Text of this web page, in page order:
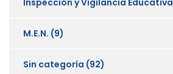
M.E.N. (9)
Sin categoría (92)